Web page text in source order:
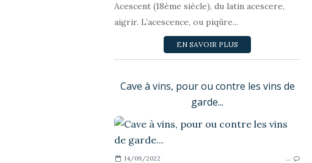
Acescent (18ème siècle), du latin acescere,
aigrir. L’acescence, ou piqûre...
EN SAVOIR PLUS
Cave à vins, pour ou contre les vins de
garde...
14/09/2022 …